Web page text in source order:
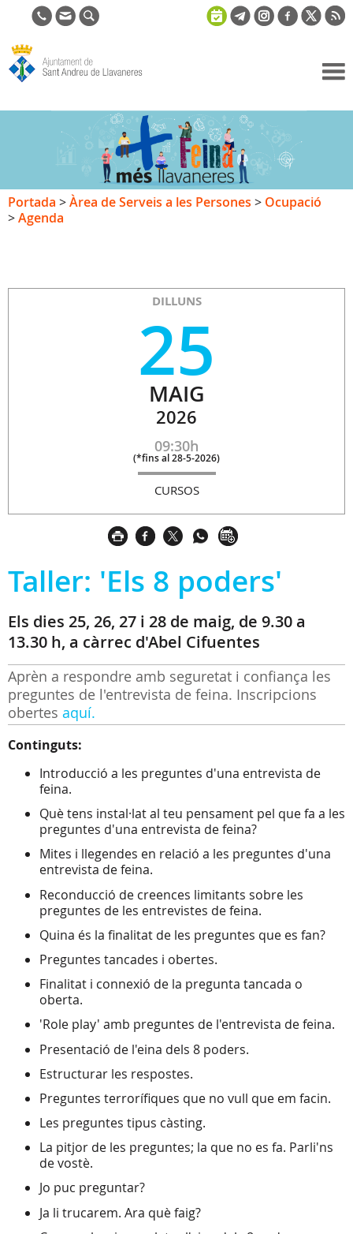
de Sant
Andreu de
Llavaneres
Portada >Àrea de Serveis a les Persones > Ocupació
>Agenda
DILLUNS
25
MAIG
2026
09:30h
(*fins al 28-5-2026)
CURSOS
Taller: 'Els 8 poders'
Els dies 25, 26, 27 i 28 de maig, de 9.30 a
13.30 h, a càrrec d'Abel Cifuentes
Aprèn a respondre amb seguretat i confiança les
preguntes de l'entrevista de feina. Inscripcions
obertes aquí.
Continguts:
Introducció a les preguntes d'una entrevista de
feina.
Què tens instal·lat al teu pensament pel que fa a les
preguntes d'una entrevista de feina?
Mites i llegendes en relació a les preguntes d'una
entrevista de feina.
Reconducció de creences limitants sobre les
preguntes de les entrevistes de feina.
Quina és la finalitat de les preguntes que es fan?
Preguntes tancades i obertes.
Finalitat i connexió de la pregunta tancada o
oberta.
'Role play' amb preguntes de l'entrevista de feina.
Presentació de l'eina dels 8 poders.
Estructurar les respostes.
Preguntes terrorífiques que no vull que em facin.
Les preguntes tipus càsting.
La pitjor de les preguntes; la que no es fa. Parli'ns
de vostè.
Jo puc preguntar?
Ja li trucarem. Ara què faig?